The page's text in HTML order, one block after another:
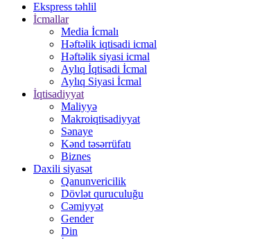
Ekspress təhlil
İcmallar
Media İcmalı
Həftəlik iqtisadi icmal
Həftəlik siyasi icmal
Aylıq İqtisadi İcmal
Aylıq Siyasi İcmal
İqtisadiyyat
Maliyyə
Makroiqtisadiyyat
Sənaye
Kənd təsərrüfatı
Biznes
Daxili siyasət
Qanunvericilik
Dövlət quruculuğu
Cəmiyyət
Gender
Din